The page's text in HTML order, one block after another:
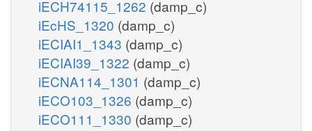
iECH74115_1262 (damp_c)
iEcHS_1320 (damp_c)
iECIAI1_1343 (damp_c)
iECIAI39_1322 (damp_c)
iECNA114_1301 (damp_c)
iECO103_1326 (damp_c)
iECO111_1330 (damp_c)